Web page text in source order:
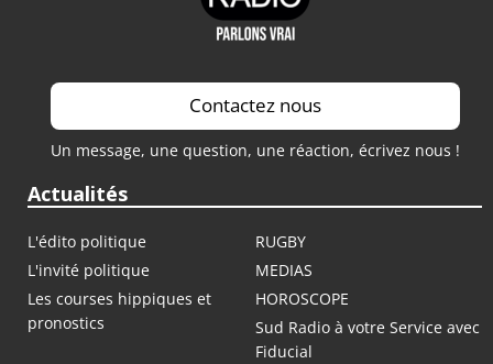
Contactez nous
Un message, une question, une réaction, écrivez nous !
Actualités
L'édito politique
RUGBY
L'invité politique
MEDIAS
Les courses hippiques et
pronostics
HOROSCOPE
Sud Radio à votre Service avec
Fiducial